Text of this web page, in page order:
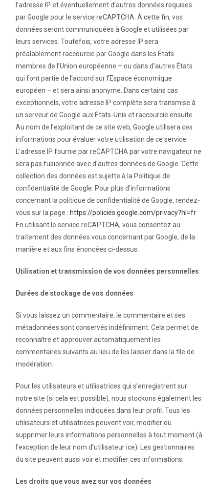
l’adresse IP et éventuellement d’autres données requises
par Google pour le service reCAPTCHA. À cette fin, vos
données seront communiquées à Google et utilisées par
leurs services. Toutefois, votre adresse IP sera
préalablement raccourcie par Google dans les États
membres de l’Union européenne – ou dans d’autres États
qui font partie de l’accord sur l’Espace économique
européen – et sera ainsi anonyme. Dans certains cas
exceptionnels, votre adresse IP complète sera transmise à
un serveur de Google aux États-Unis et raccourcie ensuite.
Au nom de l’exploitant de ce site web, Google utilisera ces
informations pour évaluer votre utilisation de ce service.
L’adresse IP fournie par reCAPTCHA par votre navigateur ne
sera pas fusionnée avec d’autres données de Google. Cette
collection des données est sujette à la Politique de
confidentialité de Google. Pour plus d’informations
concernant la politique de confidentialité de Google, rendez-
vous sur la page : https://policies.google.com/privacy?hl=fr
En utilisant le service reCAPTCHA, vous consentez au
traitement des données vous concernant par Google, de la
manière et aux fins énoncées ci-dessus.
Utilisation et transmission de vos données personnelles
Durées de stockage de vos données
Si vous laissez un commentaire, le commentaire et ses
métadonnées sont conservés indéfiniment. Cela permet de
reconnaître et approuver automatiquement les
commentaires suivants au lieu de les laisser dans la file de
modération.
Pour les utilisateurs et utilisatrices qui s’enregistrent sur
notre site (si cela est possible), nous stockons également les
données personnelles indiquées dans leur profil. Tous les
utilisateurs et utilisatrices peuvent voir, modifier ou
supprimer leurs informations personnelles à tout moment (à
l’exception de leur nom d’utilisateur·ice). Les gestionnaires
du site peuvent aussi voir et modifier ces informations.
Les droits que vous avez sur vos données